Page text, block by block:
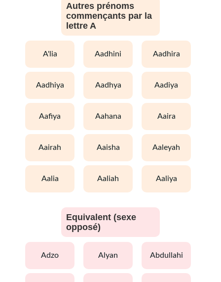
Autres prénoms
commençants par la
lettre A
a'lia aadhini aadhira
aadhiya aadhya aadiya
aafiya aahana aaira
aairah aaisha aaleyah
aalia aaliah aaliya
Equivalent (sexe
opposé)
adzo alyan abdullahi